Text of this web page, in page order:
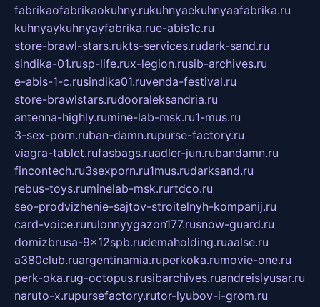
fabrikaofabrikaokuhny.rukuhnyaekuhnyaafabrika.ru
kuhnyaykuhnyayfabrika.rue-abis1c.ru
store-brawl-stars.rukts-services.rudark-sand.ru
sindika-01.rusp-life.rux-legion.rusib-archives.ru
e-abis-1-c.rusindika01.ruvenda-festival.ru
store-brawlstars.rudooraleksandria.ru
antenna-highly.rumine-lab-msk.ru1-mus.ru
3-sex-porn.ruban-damn.rupurse-factory.ru
viagra-tablet.rufasbags.ruadler-jun.rubandamn.ru
fincontech.ru3sexporn.ru1mus.rudarksand.ru
rebus-toys.ruminelab-msk.rurtdco.ru
seo-prodvizhenie-sajtov-stroitelnyh-kompanij.ru
card-voice.rurulonnyygazon177.rusnow-guard.ru
domizbrusa-9x12spb.rudemaholding.ruaalse.ru
a380club.ruargentinamia.ruperkoka.rumovie-one.ru
perk-oka.rug-octopus.rusibarchives.ruandreislyusar.ru
naruto-x.rupursefactory.rutor-lyubov-i-grom.ru